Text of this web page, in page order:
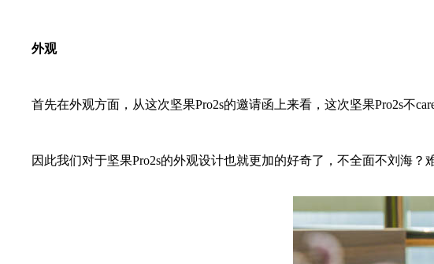
外观
首先在外观方面，从这次坚果Pro2s的邀请函上来看，这次坚果Pro2s不
因此我们对于坚果Pro2s的外观设计也就更加的好奇了，不全面不刘海？